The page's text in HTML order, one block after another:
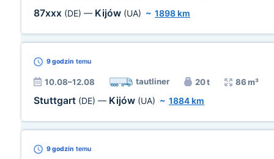
87xxx (DE) — Kijów (UA) ~ 1898 km
9 godzin temu
10.08–12.08 tautliner 20 t 86 m³
Stuttgart (DE) — Kijów (UA) ~ 1884 km
9 godzin temu